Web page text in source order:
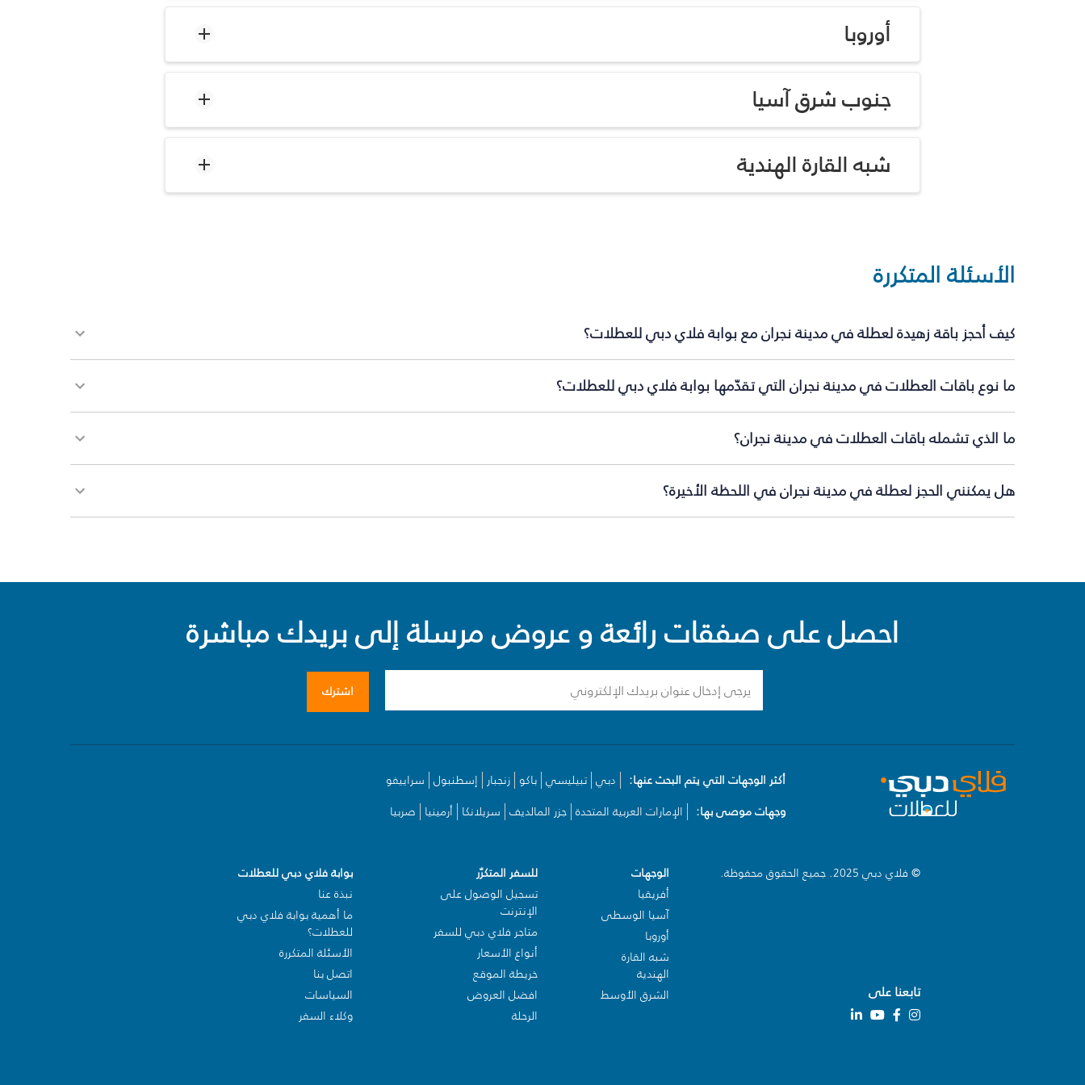
أوروبا
جنوب شرق آسيا
شبه القارة الهندية
الأسئلة المتكررة
كيف أحجز باقة زهيدة لعطلة في مدينة نجران مع بوابة فلاي دبي للعطلات؟
ما نوع باقات العطلات في مدينة نجران التي تقدّمها بوابة فلاي دبي للعطلات؟
ما الذي تشمله باقات العطلات في مدينة نجران؟
هل يمكنني الحجز لعطلة في مدينة نجران في اللحظة الأخيرة؟
احصل على صفقات رائعة و عروض مرسلة إلى بريدك مباشرة
اشترك
أكثر الوجهات التي يتم البحث عنها: دبي تبيليسي باكو زنجبار إسطنبول سراييفو
وجهات موصى بها:
الإمارات العربية المتحدة جزر المالديف سريلانكا أرمينيا صربيا
© فلاي دبي 2025. جميع الحقوق محفوظة.
تابعنا على
الوجهات
أفريقيا
آسيا الوسطى
أوروبا
شبه القارة
الهندية
الشرق الأوسط
للسفر المتكرّر
تسجيل الوصول على
الإنترنت
متاجر فلاي دبي للسفر
أنواع الأسعار
خريطة الموقع
افضل العروض
الرحلة
بوابة فلاي دبي للعطلات
نبذة عنا
ما أهمية بوابة فلاي دبي
للعطلات؟
الأسئلة المتكررة
اتصل بنا
السياسات
وكلاء السفر